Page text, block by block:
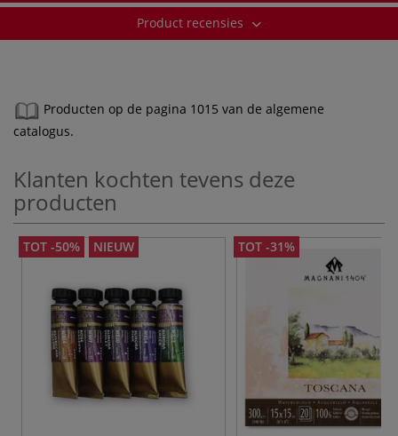
Product recensies
Producten op de pagina 1015 van de algemene
catalogus.
Klanten kochten tevens deze
producten
TOT -50% NIEUW TOT -31%